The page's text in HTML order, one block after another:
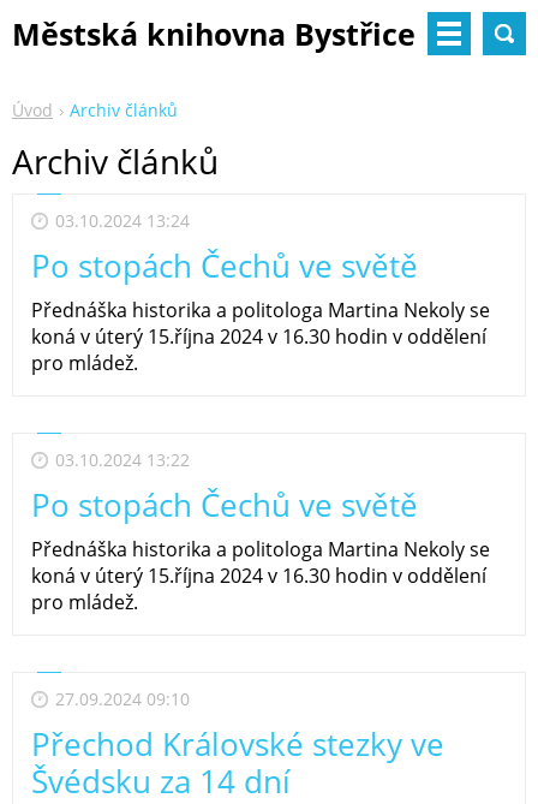
Městská knihovna Bystřice
Úvod Archiv článků
Archiv článků
03.10.2024 13:24
Po stopách Čechů ve světě
Přednáška historika a politologa Martina Nekoly se
koná v úterý 15.října 2024 v 16.30 hodin v oddělení
pro mládež.
03.10.2024 13:22
Po stopách Čechů ve světě
Přednáška historika a politologa Martina Nekoly se
koná v úterý 15.října 2024 v 16.30 hodin v oddělení
pro mládež.
27.09.2024 09:10
Přechod Královské stezky ve
Švédsku za 14 dní